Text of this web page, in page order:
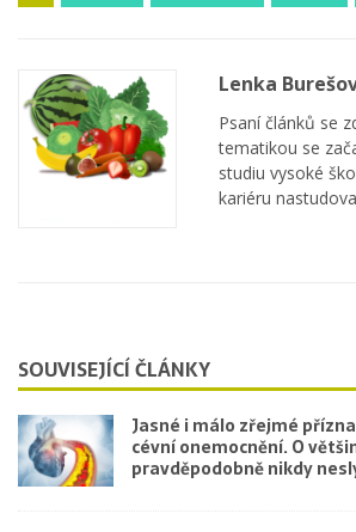
Lenka
Psaní článků se
tematikou se
studiu vysoké
kariéru
SOUVISEJÍCÍ ČLÁNKY
Jasné i málo zřejmé
cévní onemocnění. O
pravděpodobně nikdy